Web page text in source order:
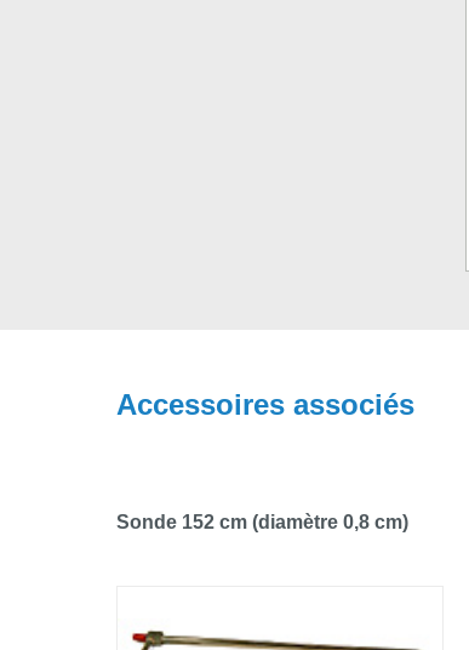
Accessoires associés
Sonde 152 cm (diamètre 0,8 cm)